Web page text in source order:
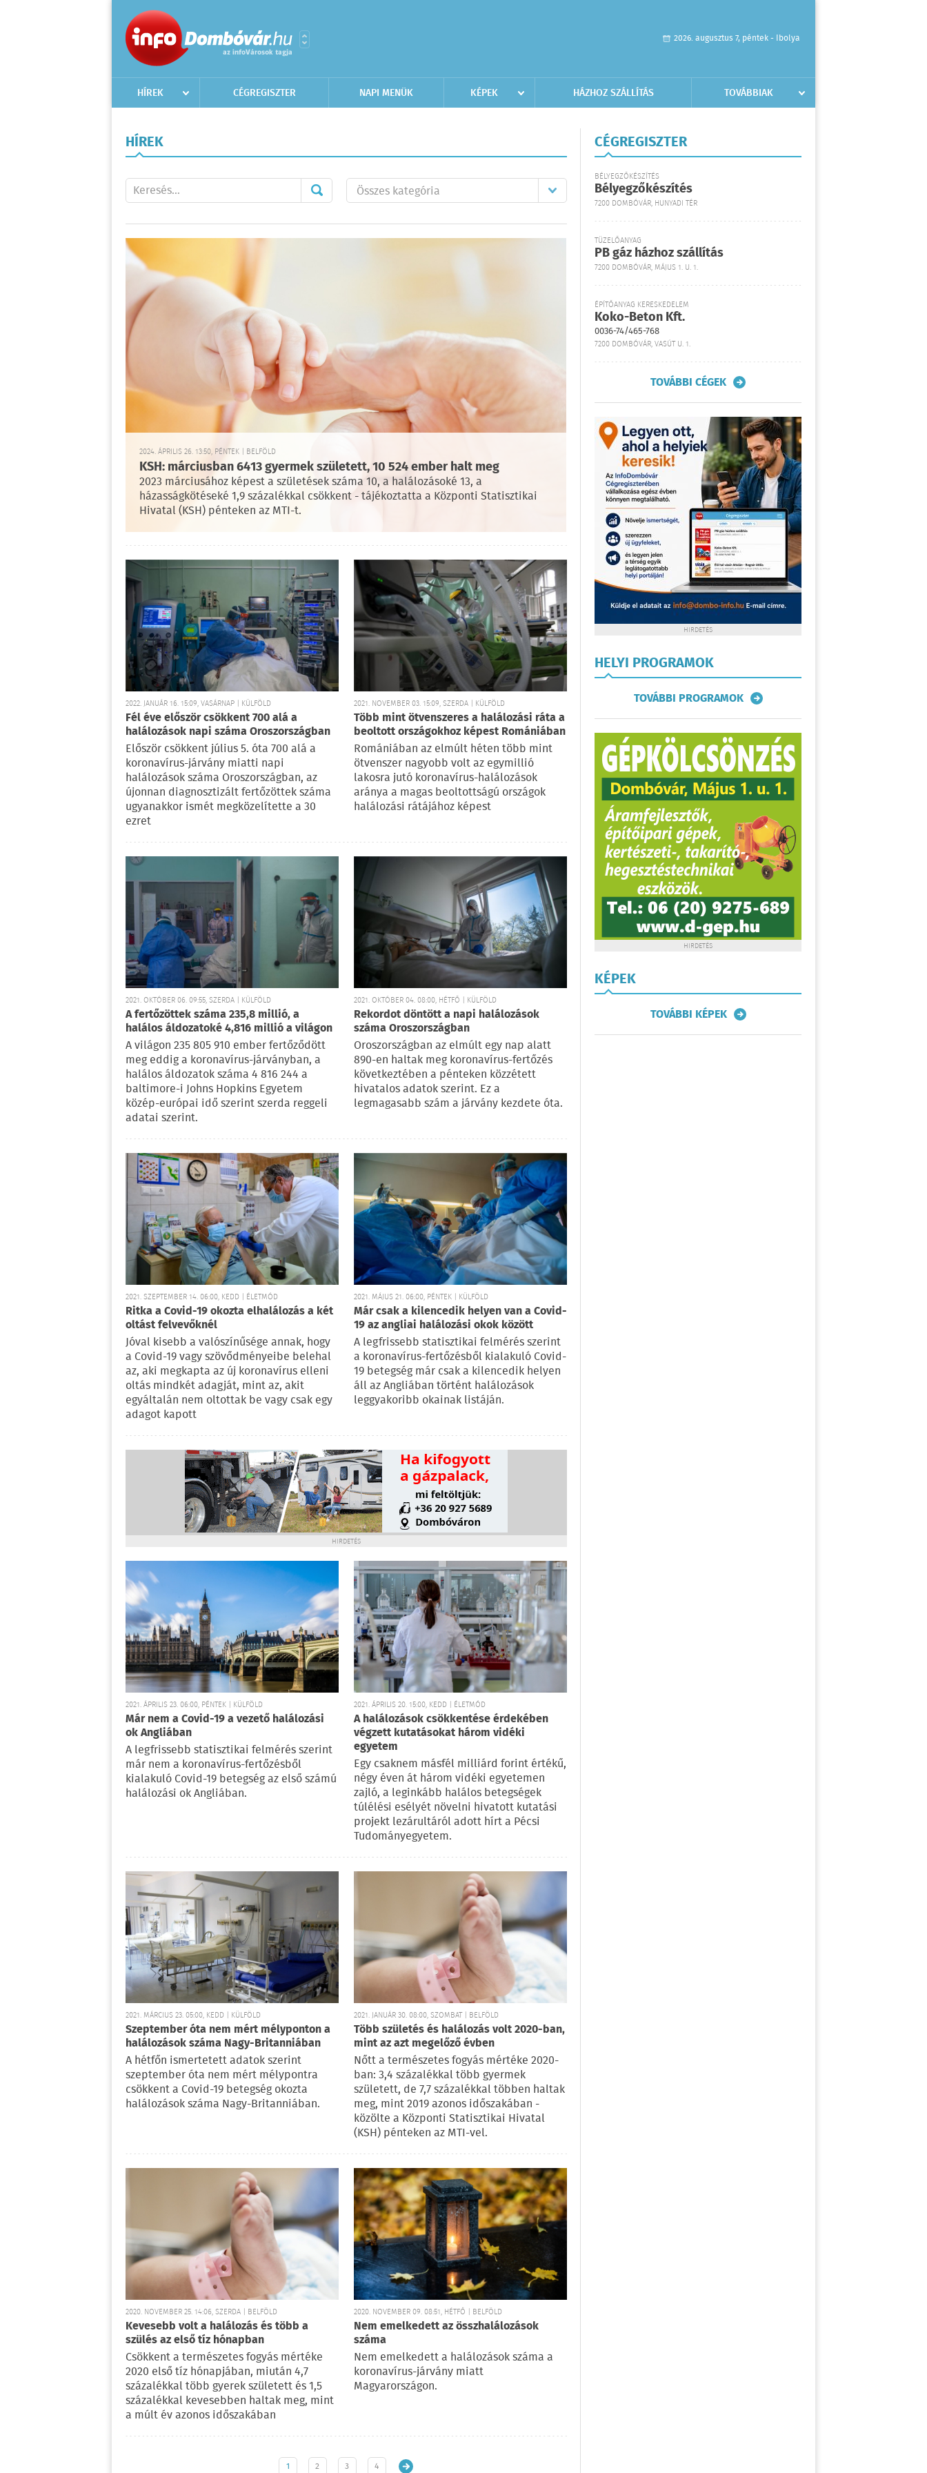
2026. augusztus 7, péntek - Ibolya
HÍREK CÉGREGISZTER NAPI MENÜK KÉPEK HÁZHOZ SZÁLLÍTÁS TOVÁBBIAK
HÍREK
2024. ÁPRILIS 26. 13:50, PÉNTEK | BELFÖLD
KSH: márciusban 6413 gyermek született, 10 524 ember halt meg
2023 márciusához képest a születések száma 10, a halálozásoké 13, a
házasságkötéseké 1,9 százalékkal csökkent - tájékoztatta a Központi Statisztikai
Hivatal (KSH) pénteken az MTI-t.
2022. JANUÁR 16. 15:09, VASÁRNAP | KÜLFÖLD
Fél éve először csökkent 700 alá a
halálozások napi száma Oroszországban
Először csökkent július 5. óta 700 alá a
koronavírus-járvány miatti napi
halálozások száma Oroszországban, az
újonnan diagnosztizált fertőzöttek száma
ugyanakkor ismét megközelítette a 30
ezret
2021. NOVEMBER 03. 15:09, SZERDA | KÜLFÖLD
Több mint ötvenszeres a halálozási ráta a
beoltott országokhoz képest Romániában
Romániában az elmúlt héten több mint
ötvenszer nagyobb volt az egymillió
lakosra jutó koronavírus-halálozások
aránya a magas beoltottságú országok
halálozási rátájához képest
2021. OKTÓBER 06. 09:55, SZERDA | KÜLFÖLD
A fertőzöttek száma 235,8 millió, a
halálos áldozatoké 4,816 millió a világon
A világon 235 805 910 ember fertőződött
meg eddig a koronavírus-járványban, a
halálos áldozatok száma 4 816 244 a
baltimore-i Johns Hopkins Egyetem
közép-európai idő szerint szerda reggeli
adatai szerint.
2021. OKTÓBER 04. 08:00, HÉTFŐ | KÜLFÖLD
Rekordot döntött a napi halálozások
száma Oroszországban
Oroszországban az elmúlt egy nap alatt
890-en haltak meg koronavírus-fertőzés
következtében a pénteken közzétett
hivatalos adatok szerint. Ez a
legmagasabb szám a járvány kezdete óta.
2021. SZEPTEMBER 14. 06:00, KEDD | ÉLETMÓD
Ritka a Covid-19 okozta elhalálozás a két
oltást felvevőknél
Jóval kisebb a valószínűsége annak, hogy
a Covid-19 vagy szövődményeibe belehal
az, aki megkapta az új koronavírus elleni
oltás mindkét adagját, mint az, akit
egyáltalán nem oltottak be vagy csak egy
adagot kapott
2021. MÁJUS 21. 06:00, PÉNTEK | KÜLFÖLD
Már csak a kilencedik helyen van a Covid-
19 az angliai halálozási okok között
A legfrissebb statisztikai felmérés szerint
a koronavírus-fertőzésből kialakuló Covid-
19 betegség már csak a kilencedik helyen
áll az Angliában történt halálozások
leggyakoribb okainak listáján.
HIRDETÉS
2021. ÁPRILIS 23. 06:00, PÉNTEK | KÜLFÖLD
Már nem a Covid-19 a vezető halálozási
ok Angliában
A legfrissebb statisztikai felmérés szerint
már nem a koronavírus-fertőzésből
kialakuló Covid-19 betegség az első számú
halálozási ok Angliában.
2021. ÁPRILIS 20. 15:00, KEDD | ÉLETMÓD
A halálozások csökkentése érdekében
végzett kutatásokat három vidéki
egyetem
Egy csaknem másfél milliárd forint értékű,
négy éven át három vidéki egyetemen
zajló, a leginkább halálos betegségek
túlélési esélyét növelni hivatott kutatási
projekt lezárultáról adott hírt a Pécsi
Tudományegyetem.
2021. MÁRCIUS 23. 05:00, KEDD | KÜLFÖLD
Szeptember óta nem mért mélyponton a
halálozások száma Nagy-Britanniában
A hétfőn ismertetett adatok szerint
szeptember óta nem mért mélypontra
csökkent a Covid-19 betegség okozta
halálozások száma Nagy-Britanniában.
2021. JANUÁR 30. 08:00, SZOMBAT | BELFÖLD
Több születés és halálozás volt 2020-ban,
mint az azt megelőző évben
Nőtt a természetes fogyás mértéke 2020-
ban: 3,4 százalékkal több gyermek
született, de 7,7 százalékkal többen haltak
meg, mint 2019 azonos időszakában -
közölte a Központi Statisztikai Hivatal
(KSH) pénteken az MTI-vel.
2020. NOVEMBER 25. 14:06, SZERDA | BELFÖLD
Kevesebb volt a halálozás és több a
szülés az első tíz hónapban
Csökkent a természetes fogyás mértéke
2020 első tíz hónapjában, miután 4,7
százalékkal több gyerek született és 1,5
százalékkal kevesebben haltak meg, mint
a múlt év azonos időszakában
2020. NOVEMBER 09. 08:51, HÉTFŐ | BELFÖLD
Nem emelkedett az összhalálozások
száma
Nem emelkedett a halálozások száma a
koronavírus-járvány miatt
Magyarországon.
1 2 3 4
CÉGREGISZTER
BÉLYEGZŐKÉSZÍTÉS
Bélyegzőkészítés
7200 DOMBÓVÁR, HUNYADI TÉR
TÜZELŐANYAG
PB gáz házhoz szállítás
7200 DOMBÓVÁR, MÁJUS 1. U. 1.
ÉPÍTŐANYAG KERESKEDELEM
Koko-Beton Kft.
0036-74/465-768
7200 DOMBÓVÁR, VASÚT U. 1.
TOVÁBBI CÉGEK
HIRDETÉS
HELYI PROGRAMOK
TOVÁBBI PROGRAMOK
HIRDETÉS
KÉPEK
TOVÁBBI KÉPEK